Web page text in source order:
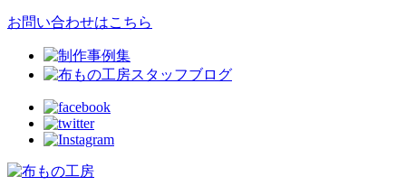
お問い合わせはこちら